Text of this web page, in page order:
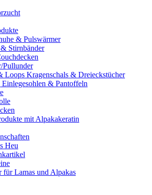
& Pulswärmer
Stirnbänder
Pullunder
Loops Kragenschals & Dreieckstücher
Einlegesohlen & Pantoffeln
mit Alpakakeratin
Heu
für Lamas und Alpakas